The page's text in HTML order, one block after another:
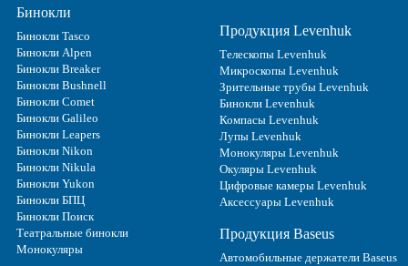
Бинокли
Бинокли Tasco
Бинокли Alpen
Бинокли Breaker
Бинокли Bushnell
Бинокли Comet
Бинокли Galileo
Бинокли Leapers
Бинокли Nikon
Бинокли Nikula
Бинокли Yukon
Бинокли БПЦ
Бинокли Поиск
Театральные бинокли
Монокуляры
Продукция Levenhuk
Телескопы Levenhuk
Микроскопы Levenhuk
Зрительные трубы Levenhuk
Бинокли Levenhuk
Компасы Levenhuk
Лупы Levenhuk
Монокуляры Levenhuk
Окуляры Levenhuk
Цифровые камеры Levenhuk
Аксессуары Levenhuk
Продукция Baseus
Автомобильные держатели Baseus